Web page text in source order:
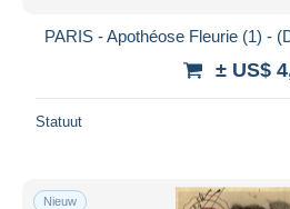
PARIS - Apothéose Fleurie (1) -
± US$
Statuut
Nieuw